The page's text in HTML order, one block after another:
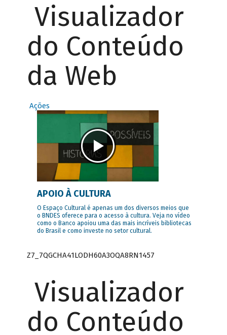
Visualizador
do Conteúdo
da Web
Ações
APOIO À CULTURA
O Espaço Cultural é apenas um dos diversos meios que
o BNDES oferece para o acesso à cultura. Veja no vídeo
como o Banco apoiou uma das mais incríveis bibliotecas
do Brasil e como investe no setor cultural.
Z7_7QGCHA41LODH60A3OQA8RN1457
Visualizador
do Conteúdo